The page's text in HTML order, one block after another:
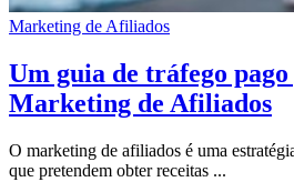
Marketing de Afiliados
Um guia de tráfego
Marketing de Afiliados
O marketing de afiliados é uma
que pretendem obter receitas ...